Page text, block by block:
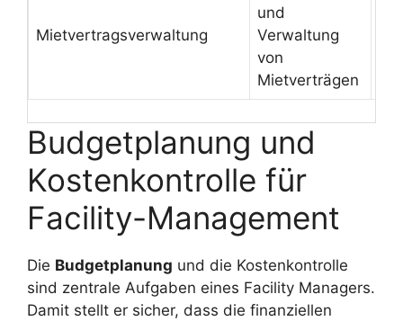
Mietvertragsverwaltung
und
Verwaltung
von
Mietverträgen
Budgetplanung und
Kostenkontrolle für
Facility-Management
Die Budgetplanung und die Kostenkontrolle
sind zentrale Aufgaben eines Facility Managers.
Damit stellt er sicher, dass die finanziellen